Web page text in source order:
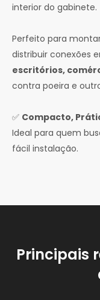
interior do gabinete.
Perfeito para
distribuir conexões
escritórios,
contra poeira e
✅ Compacto,
Ideal para quem
fácil instalação.
Principais